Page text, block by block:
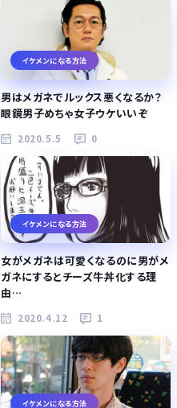
イケメンになる方法
男はメガネでルックス悪くなるか？
眼鏡男子めちゃ女子ウケいいぞ
2020.5.5 0
イケメンになる方法
女がメガネは可愛くなるのに男がメ
ガネにするとチーズ牛丼化する理
由…
2020.4.12 1
イケメンになる方法